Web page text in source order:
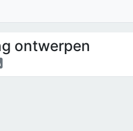
ontwerpen